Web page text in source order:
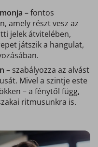
– fontos
amely részt vesz az
jelek átvitelében,
játszik a hangulat,
– szabályozza az alvást
Mivel a szintje este
– a fénytől függ,
ritmusunkra is.